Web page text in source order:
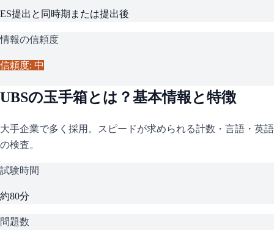
ES提出と同時期または提出後
情報の信頼度
信頼度: 中
UBSの玉手箱とは？基本情報と特徴
大手企業で多く採用。スピードが求められる計数・言語・英語
の検査。
試験時間
約80分
問題数